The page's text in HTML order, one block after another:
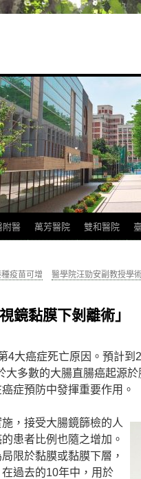
附醫 萬芳醫院 雙和醫院
疫苗可增
醫學院汪勁安副教授學
鏡黏膜下剝離術」
4大癌症死亡原因。預計到
多數的大腸直腸癌起源
症預防中發揮重要作用。
，接受大腸鏡篩檢的人
患者比例也隨之增加。
限於黏膜或黏膜下層，
過去的10年中，用於